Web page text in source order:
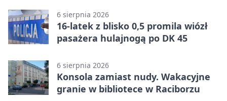
6 sierpnia 2026
16-latek z blisko 0,5 promila wiózł
pasażera hulajnogą po DK 45
6 sierpnia 2026
Konsola zamiast nudy. Wakacyjne
granie w bibliotece w Raciborzu